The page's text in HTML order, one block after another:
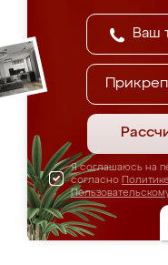
Я соглашаюсь на
согласно